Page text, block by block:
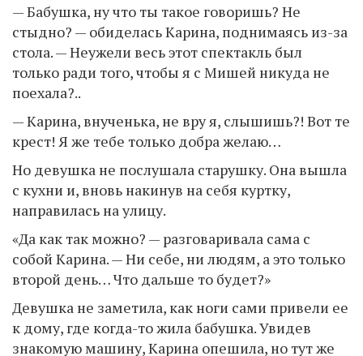
— Бабушка, ну что ты такое говоришь? Не
стыдно? — обиделась Карина, поднимаясь из-за
стола. — Неужели весь этот спектакль был
только ради того, чтобы я с Мишей никуда не
поехала?..
— Карина, внученька, не вру я, слышишь?! Вот те
крест! Я же тебе только добра желаю…
Но девушка не послушала старушку. Она вышла
с кухни и, вновь накинув на себя куртку,
направилась на улицу.
«Да как так можно? — разговаривала сама с
собой Карина. — Ни себе, ни людям, а это только
второй день… Что дальше то будет?»
Девушка не заметила, как ноги сами привели ее
к дому, где когда-то жила бабушка. Увидев
знакомую машину, Карина опешила, но тут же